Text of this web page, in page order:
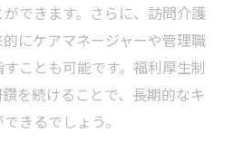
できます。さらに、訪問介護
にケアマネージャーや管理職
ことも可能です。福利厚生制
を続けることで、長期的なキ
きるでしょう。